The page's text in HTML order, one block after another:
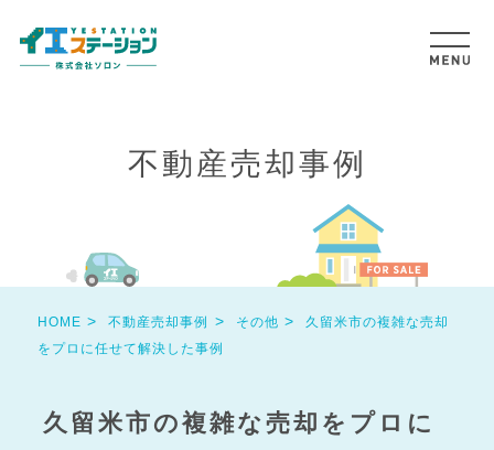
不動産売却事例
HOME 不動産売却事例 その他
久留米市の複雑な売却
をプロに任せて解決した事例
久留米市の複雑な売却をプロに